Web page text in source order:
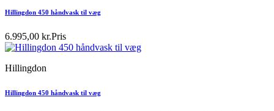
Hillingdon 450 håndvask til væg
6.995,00 kr.Pris
Hillingdon
Hillingdon 450 håndvask til væg